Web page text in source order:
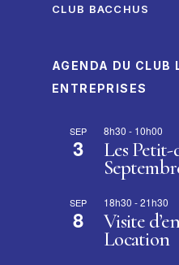
CLUB BACCHUS
AGENDA DU CLUB
ENTREPRISES
SEP
3
8h30 - 10h00
Les
SEP
8
18h30 -21h30
Visite
Location